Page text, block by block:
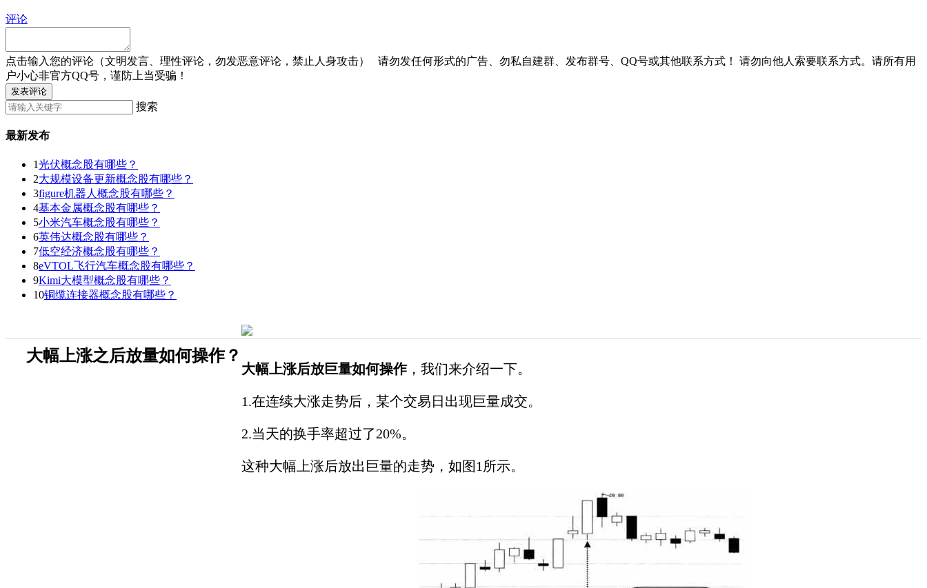
评论
点击输入您的评论（文明发言、理性评论，勿发恶意评论，禁止人身攻击） 请勿发任何形式的广告、勿私自建群、发布群号、QQ号或其他联系方式！
请勿向他人索要联系方式。请所有用
户小心非官方QQ号，谨防上当受骗！
发表评论
搜索
最新发布
1光伏概念股有哪些？
2大规模设备更新概念股有哪些？
3figure机器人概念股有哪些？
4基本金属概念股有哪些？
5小米汽车概念股有哪些？
6英伟达概念股有哪些？
7低空经济概念股有哪些？
8eVTOL飞行汽车概念股有哪些？
9Kimi大模型概念股有哪些？
10铜缆连接器概念股有哪些？
大幅上涨之后放量如何操作？
大幅上涨后放巨量如何操作，我们来介绍一下。
1.在连续大涨走势后，某个交易日出现巨量成交。
2.当天的换手率超过了20%。
这种大幅上涨后放出巨量的走势，如图1所示。